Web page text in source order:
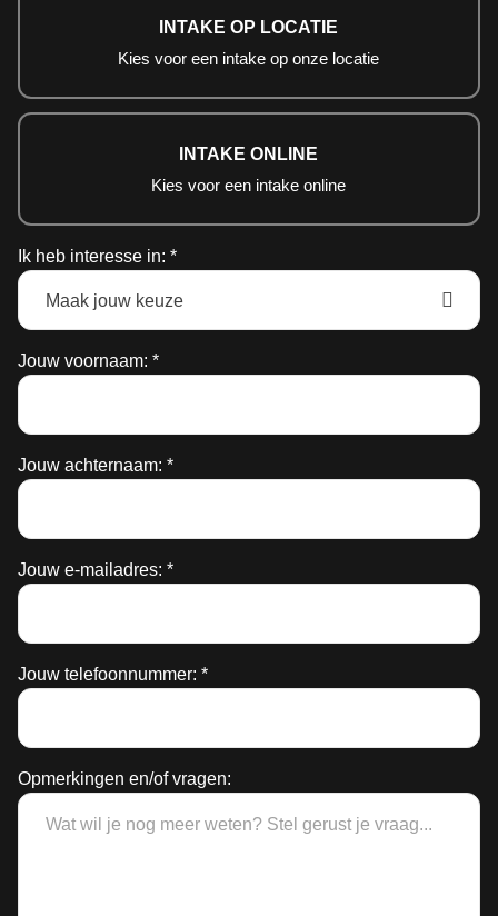
INTAKE OP LOCATIE
Kies voor een intake op onze locatie
INTAKE ONLINE
Kies voor een intake online
Ik heb interesse in: *
Jouw voornaam: *
Jouw achternaam: *
Jouw e-mailadres: *
Jouw telefoonnummer: *
Opmerkingen en/of vragen: